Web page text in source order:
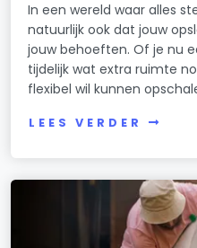
In een wereld waar alles
natuurlijk ook dat jouw
jouw behoeften. Of je nu
tijdelijk wat extra ruimte
flexibel wil kunnen
LEES VERDER